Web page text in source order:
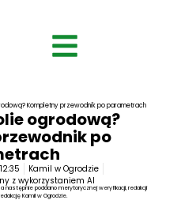
Kompletny przewodnik po parametrach
ogrodową?
po
12:35
Kamil w Ogrodzie
z wykorzystaniem AI
następnie poddano merytorycznej weryfikacji, redakcji
Kamil w Ogrodzie.